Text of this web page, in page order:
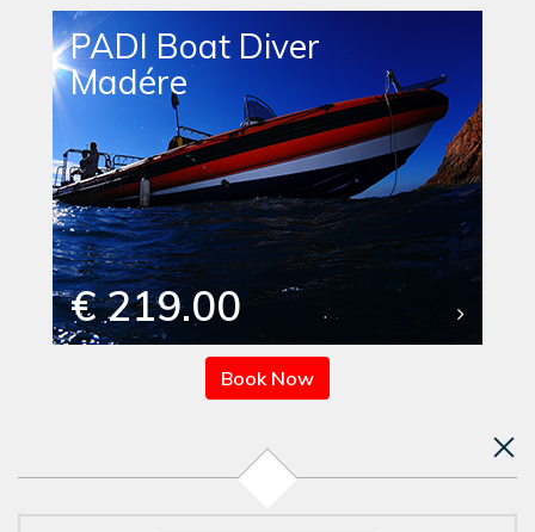
PADI Boat Diver
Madére
€ 219.00
Book Now